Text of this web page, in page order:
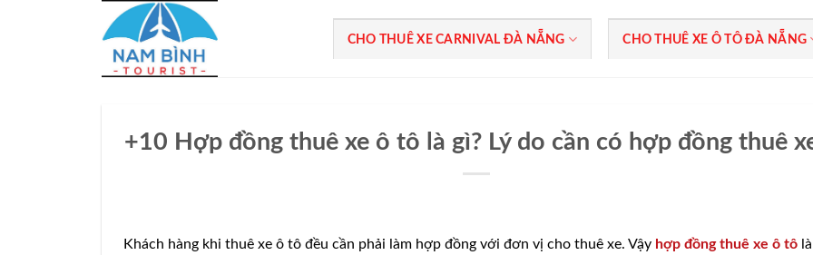
CHO THUÊ XE CARNIVAL ĐÀ NẴNG CHO THUÊ XE Ô TÔ ĐÀ NẴNG
+10 Hợp đồng thuê xe ô tô là gì? Lý do cần có hợp đồng thuê
Khách hàng khi thuê xe ô tô đều cần phải làm hợp đồng với đơn vị cho thuê xe. Vậy hợp đồng thuê xe ô tô là